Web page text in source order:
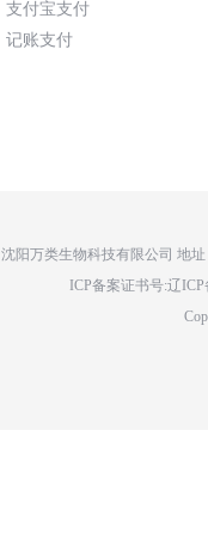
支付宝支付
记账支付
沈阳万类生物科技有限公司 地
ICP备案证书号:辽